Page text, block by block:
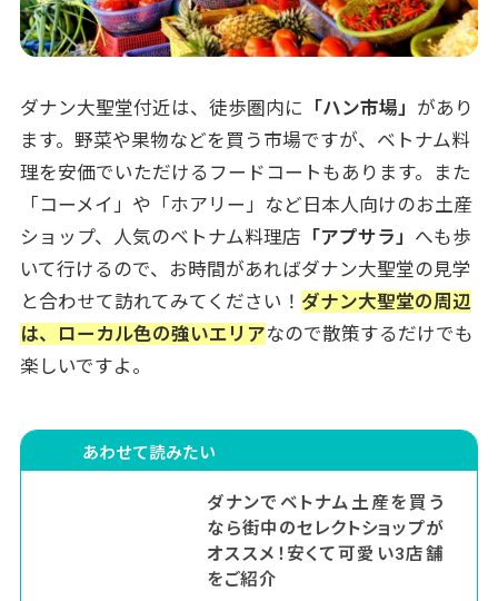
ダナン大聖堂付近は、徒歩圏内に 「ハン市場」 があり
ます。 野菜や果物などを買う市場ですが、ベトナム料
理を安価でいただけるフードコートもあります。また
「コーメイ」や「ホアリー」など日本人向けのお土産
ショップ、人気のベトナム料理店 「アプサラ」 へも歩
いて行けるので、お時間があればダナン大聖堂の見学
と合わせて訪れてみてください！ ダナン大聖堂の周辺
は、ローカル色の強いエリアなので散策するだけでも
楽しいですよ。
あわせて読みたい
ダナンでベトナム土産を買う
なら街中のセレクトショップが
オススメ！安くて可愛い3店舗
をご紹介